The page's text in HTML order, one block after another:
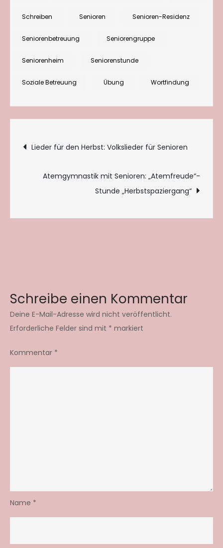
Schreiben Senioren Senioren-Residenz
Seniorenbetreuung Seniorengruppe
Seniorenheim Seniorenstunde
Soziale Betreuung Übung Wortfindung
Beitragsnavigation
Lieder für den Herbst: Volkslieder für Senioren
Atemgymnastik mit Senioren: „Atemfreude“-
Stunde „Herbstspaziergang“
Schreibe einen Kommentar
Deine E-Mail-Adresse wird nicht veröffentlicht.
Erforderliche Felder sind mit * markiert
Kommentar *
Name *